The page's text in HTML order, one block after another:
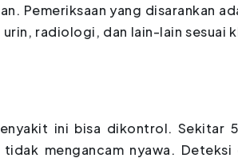
Pemeriksaan yang disarankan
radiologi, dan lain-lain sesuai
ini bisa dikontrol. Sekitar
mengancam nyawa. Deteksi